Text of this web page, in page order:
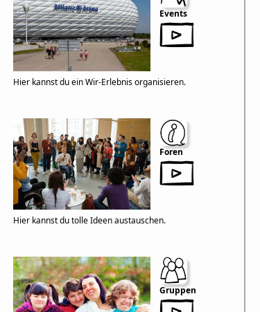
Events
Hier kannst du ein Wir-Erlebnis organisieren.
Foren
Hier kannst du tolle Ideen austauschen.
Gruppen